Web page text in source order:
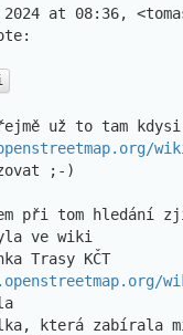
at 08:36,
wiki/
;-)
při tom
ve wiki
Trasy KČT
wiki/
která zabírala